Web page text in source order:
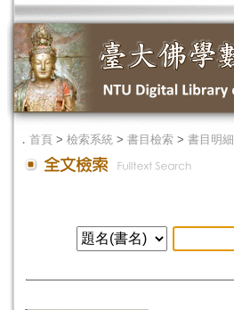
． 首頁 > 檢索系統 > 書目檢索 > 書目明細